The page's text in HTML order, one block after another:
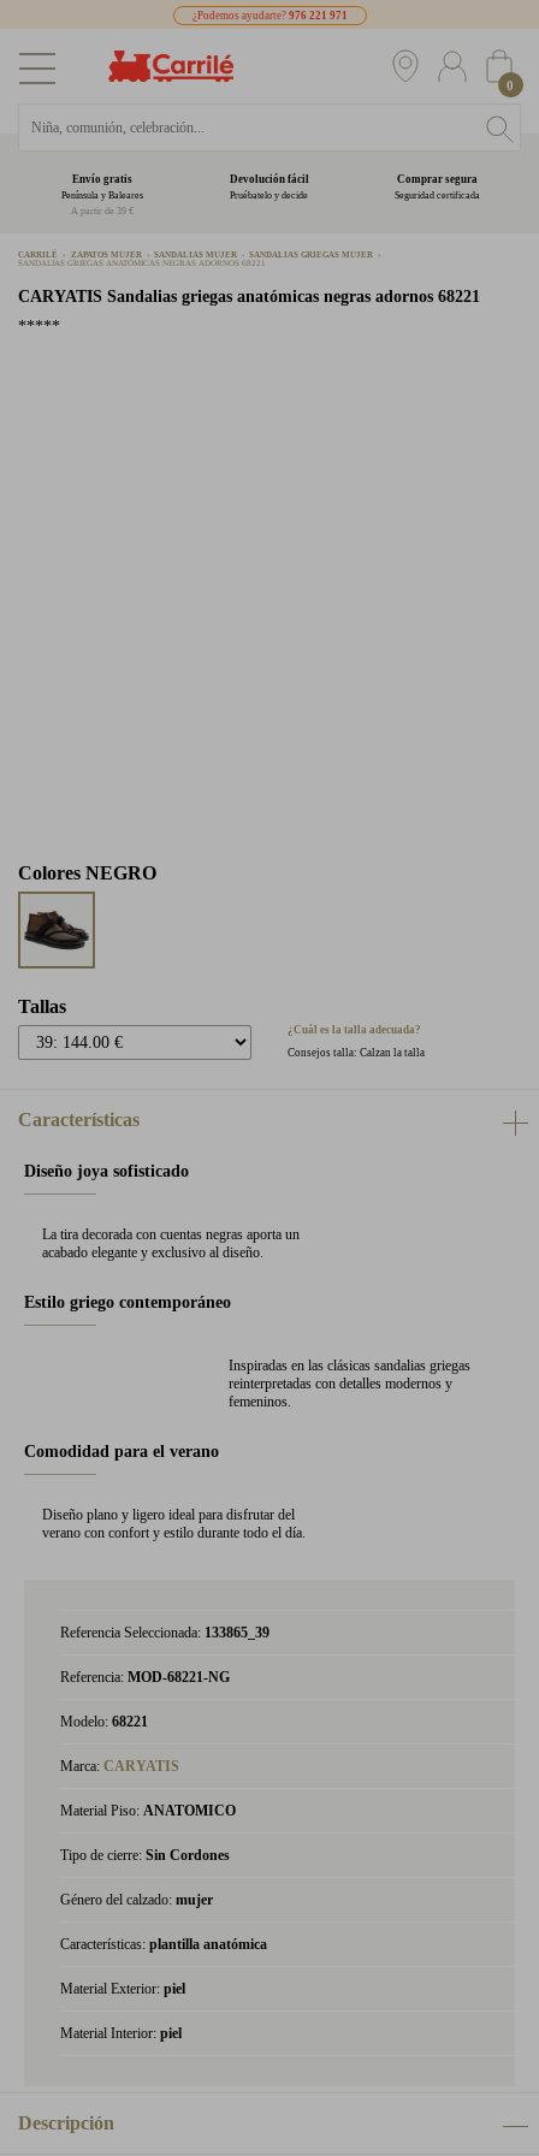
¿Podemos ayudarte? 976 221 971
0
Envío gratis
Península y Baleares
A partir de 39 €
Devolución fácil
Pruébatelo y decide
Comprar segura
Seguridad certificada
CARRILÉ ZAPATOS MUJER SANDALIAS MUJER
SANDALIAS GRIEGAS MUJER
SANDALIAS GRIEGAS ANATÓMICAS NEGRAS ADORNOS 68221
CARYATIS Sandalias griegas anatómicas negras adornos 68221
*****
Colores NEGRO
Tallas
¿Cuál es la talla adecuada?
Consejos talla: Calzan la talla
Características
Diseño joya sofisticado
La tira decorada con cuentas negras aporta un
acabado elegante y exclusivo al diseño.
Estilo griego contemporáneo
Inspiradas en las clásicas sandalias griegas
reinterpretadas con detalles modernos y
femeninos.
Comodidad para el verano
Diseño plano y ligero ideal para disfrutar del
verano con confort y estilo durante todo el día.
Referencia Seleccionada: 133865_39
Referencia: MOD-68221-NG
Modelo: 68221
Marca: CARYATIS
Material Piso: ANATOMICO
Tipo de cierre: Sin Cordones
Género del calzado: mujer
Características: plantilla anatómica
Material Exterior: piel
Material Interior: piel
Descripción